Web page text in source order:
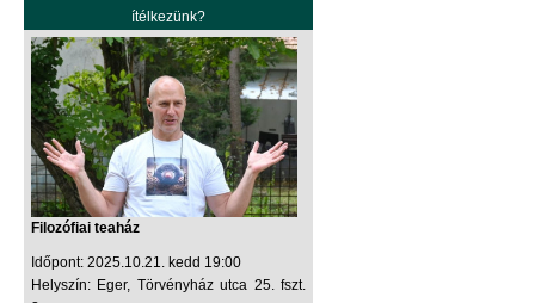
ítélkezünk?
Filozófiai teaház
Időpont: 2025.10.21. kedd 19:00
Helyszín: Eger, Törvényház utca 25. fszt.